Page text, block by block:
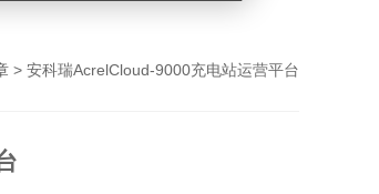
> 安科瑞AcrelCloud-9000充电站运营平台